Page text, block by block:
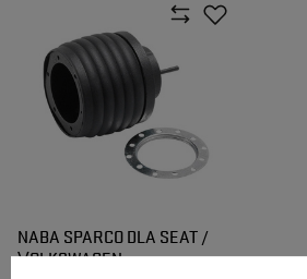
NABA SPARCO DLA SEAT /
VOLKSWAGEN